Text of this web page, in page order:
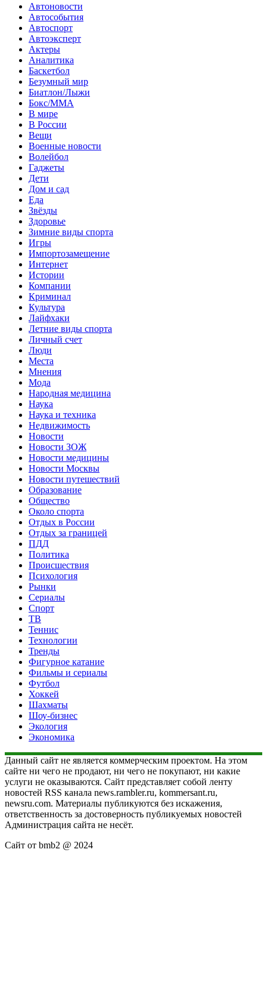
Автоновости
Автособытия
Автоспорт
Автоэксперт
Актеры
Аналитика
Баскетбол
Безумный мир
Биатлон/Лыжи
Бокс/MMA
В мире
В России
Вещи
Военные новости
Волейбол
Гаджеты
Дети
Дом и сад
Еда
Звёзды
Здоровье
Зимние виды спорта
Игры
Импортозамещение
Интернет
Истории
Компании
Криминал
Культура
Лайфхаки
Летние виды спорта
Личный счет
Люди
Места
Мнения
Мода
Народная медицина
Наука
Наука и техника
Недвижимость
Новости
Новости ЗОЖ
Новости медицины
Новости Москвы
Новости путешествий
Образование
Общество
Около спорта
Отдых в России
Отдых за границей
ПДД
Политика
Происшествия
Психология
Рынки
Сериалы
Спорт
ТВ
Теннис
Технологии
Тренды
Фигурное катание
Фильмы и сериалы
Футбол
Хоккей
Шахматы
Шоу-бизнес
Экология
Экономика
Данный сайт не является коммерческим проектом. На этом
сайте ни чего не продают, ни чего не покупают, ни какие
услуги не оказываются. Сайт представляет собой ленту
новостей RSS канала news.rambler.ru, kommersant.ru,
newsru.com. Материалы публикуются без искажения,
ответственность за достоверность публикуемых новостей
Администрация сайта не несёт.
Сайт от bmb2 @ 2024